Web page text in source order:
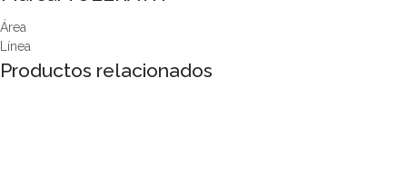
Área
Línea
Productos relacionados